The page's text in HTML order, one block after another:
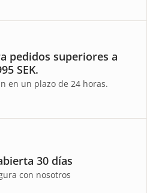
pedidos superiores a
SEK.
en un plazo de 24 horas.
30 días
con nosotros